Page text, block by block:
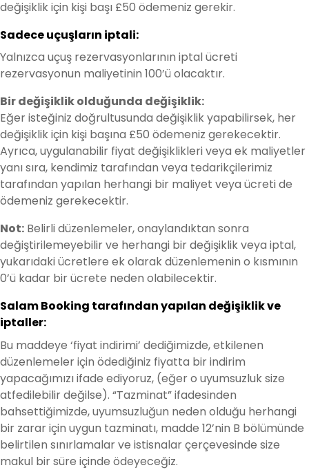
değişiklik için kişi başı £50 ödemeniz gerekir.
Sadece uçuşların iptali:
Yalnızca uçuş rezervasyonlarının iptal ücreti
rezervasyonun maliyetinin 100’ü olacaktır.
Bir değişiklik olduğunda değişiklik:
Eğer isteğiniz doğrultusunda değişiklik yapabilirsek, her
değişiklik için kişi başına £50 ödemeniz gerekecektir.
Ayrıca, uygulanabilir fiyat değişiklikleri veya ek maliyetler
yanı sıra, kendimiz tarafından veya tedarikçilerimiz
tarafından yapılan herhangi bir maliyet veya ücreti de
ödemeniz gerekecektir.
Not: Belirli düzenlemeler, onaylandıktan sonra
değiştirilemeyebilir ve herhangi bir değişiklik veya iptal,
yukarıdaki ücretlere ek olarak düzenlemenin o kısmının
0’ü kadar bir ücrete neden olabilecektir.
Salam Booking tarafından yapılan değişiklik ve
iptaller:
Bu maddeye ‘fiyat indirimi’ dediğimizde, etkilenen
düzenlemeler için ödediğiniz fiyatta bir indirim
yapacağımızı ifade ediyoruz, (eğer o uyumsuzluk size
atfedilebilir değilse). “Tazminat” ifadesinden
bahsettiğimizde, uyumsuzluğun neden olduğu herhangi
bir zarar için uygun tazminatı, madde 12’nin B bölümünde
belirtilen sınırlamalar ve istisnalar çerçevesinde size
makul bir süre içinde ödeyeceğiz.